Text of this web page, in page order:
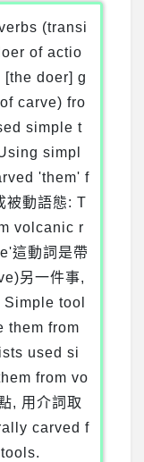
(transi
of actio
doer] g
carve) fro
simple t
simpl
'them' f
被動語態: T
volcanic r
這動詞是帶
另一件事,
tool
them from
used si
from vo
, 用介詞取
carved f